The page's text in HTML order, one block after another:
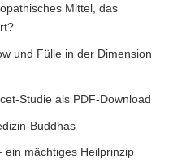
Mittel, das
und Fülle in der Dimension
Studie als PDF-Download
Buddhas
ein mächtiges Heilprinzip